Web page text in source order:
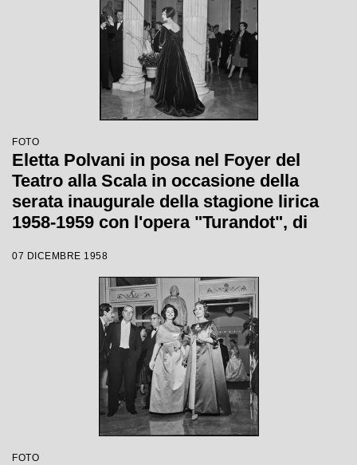
FOTO
Eletta Polvani in posa nel Foyer del
Teatro alla Scala in occasione della
serata inaugurale della stagione lirica
1958-1959 con l'opera "Turandot", di
Votto con la regia di Margherita
07 DICEMBRE 1958
FOTO